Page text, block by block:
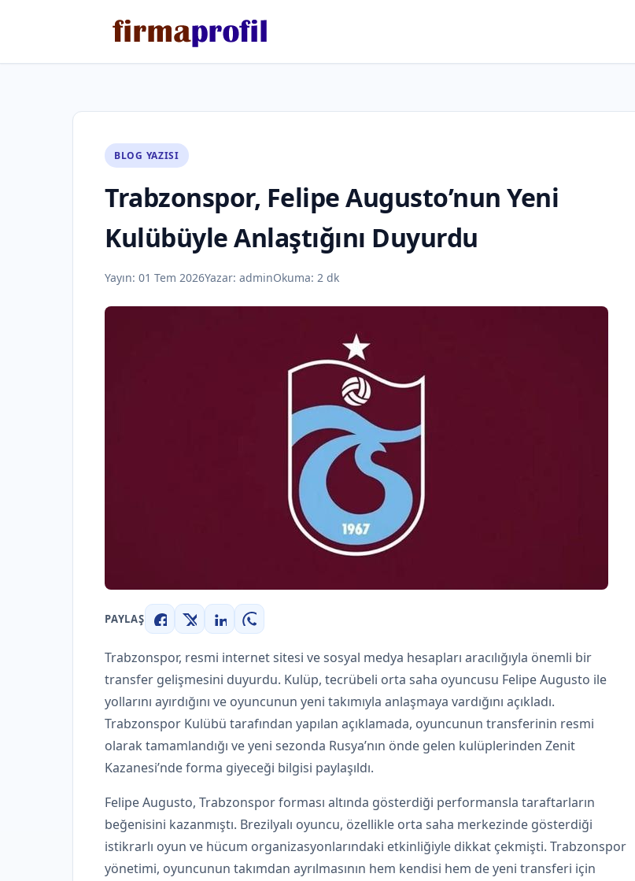
BLOG YAZISI
Trabzonspor, Felipe Augusto’nun Yeni
Kulübüyle Anlaştığını Duyurdu
Yayın: 01 Tem 2026Yazar: adminOkuma: 2 dk
PAYLAŞ
Facebook
X LinkedInWhatsApp
Trabzonspor, resmi internet sitesi ve sosyal medya hesapları aracılığıyla önemli bir
transfer gelişmesini duyurdu. Kulüp, tecrübeli orta saha oyuncusu Felipe Augusto ile
yollarını ayırdığını ve oyuncunun yeni takımıyla anlaşmaya vardığını açıkladı.
Trabzonspor Kulübü tarafından yapılan açıklamada, oyuncunun transferinin resmi
olarak tamamlandığı ve yeni sezonda Rusya’nın önde gelen kulüplerinden Zenit
Kazanesi’nde forma giyeceği bilgisi paylaşıldı.
Felipe Augusto, Trabzonspor forması altında gösterdiği performansla taraftarların
beğenisini kazanmıştı. Brezilyalı oyuncu, özellikle orta saha merkezinde gösterdiği
istikrarlı oyun ve hücum organizasyonlarındaki etkinliğiyle dikkat çekmişti. Trabzonspor
yönetimi, oyuncunun takımdan ayrılmasının hem kendisi hem de yeni transferi için